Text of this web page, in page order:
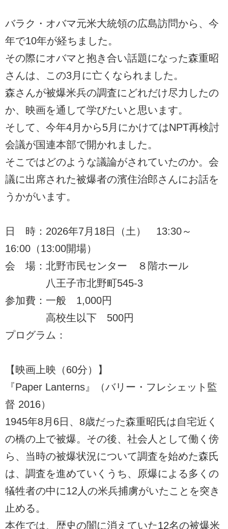
バラク・オバマ元米大統領の広島訪問から、今
年で10年が経ちました。
その際にオバマと抱き合い話題になった森重昭
さんは、この3月に亡くなられました。
森さんが被爆米兵の調査にどれだけ尽力したの
か、映画を通して学びたいと思います。
そして、今年4月から5月にかけてはNPT再検討
会議が国連本部で開かれました。
そこではどのような議論がされていたのか。会
議に出席された被爆者の濱住治郎さんにお話を
うかがいます。
日 時：2026年7月18日（土） 13:30～
16:00（13:00開場）
会 場：北野市民センター ８階ホール
八王子市北野町545-3
参加費：一般 1,000円
高校生以下 500円
プログラム：
【映画上映（60分）】
『Paper Lanterns』（バリー・フレシェット監
督 2016）
1945年8月6日、8歳だった森重昭氏は自宅近く
の橋の上で被爆。その後、社会人として働く傍
ら、当時の被爆状況について調査を始めた森氏
は、調査を進めていくうち、原爆による多くの
犠牲者の中に12人の米兵捕虜がいたことを突き
止める。
本作では、歴史の闇に消えていた12名の被爆米